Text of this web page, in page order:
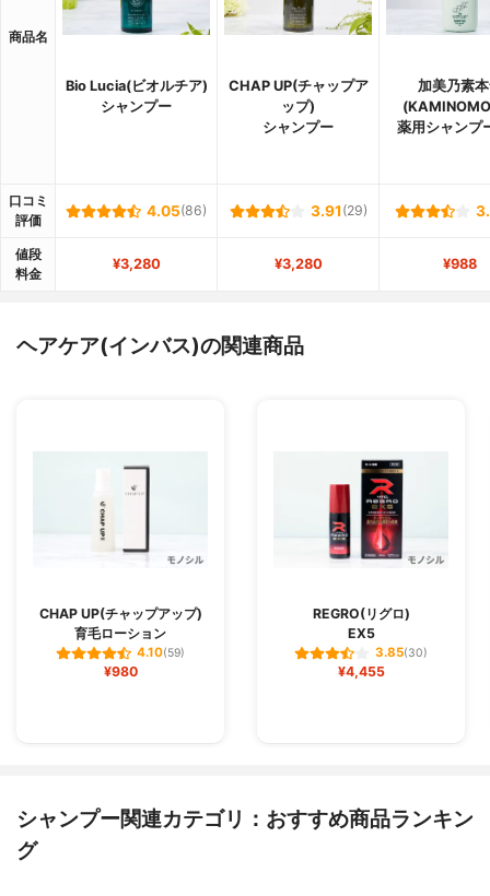
商品名
Bio Lucia(ビオルチア)
シャンプー
CHAP UP(チャップア
ップ)
シャンプー
加美乃素
薬用シャンプ
口コミ
評価
4.05(86) 3.91 (29)
値段
料金
¥3,280 ¥3,280 ¥988
ヘアケア(インバス)の関連商品
CHAP UP(チャップアップ)
育毛ローション
4.10(59)
¥980
REGRO(リグロ)
EX5
3.85(30)
¥4,455
シャンプー関連カテゴリ：おすすめ商品ランキン
グ